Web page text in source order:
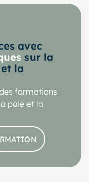
avec
sur la
la
formations
paie et la